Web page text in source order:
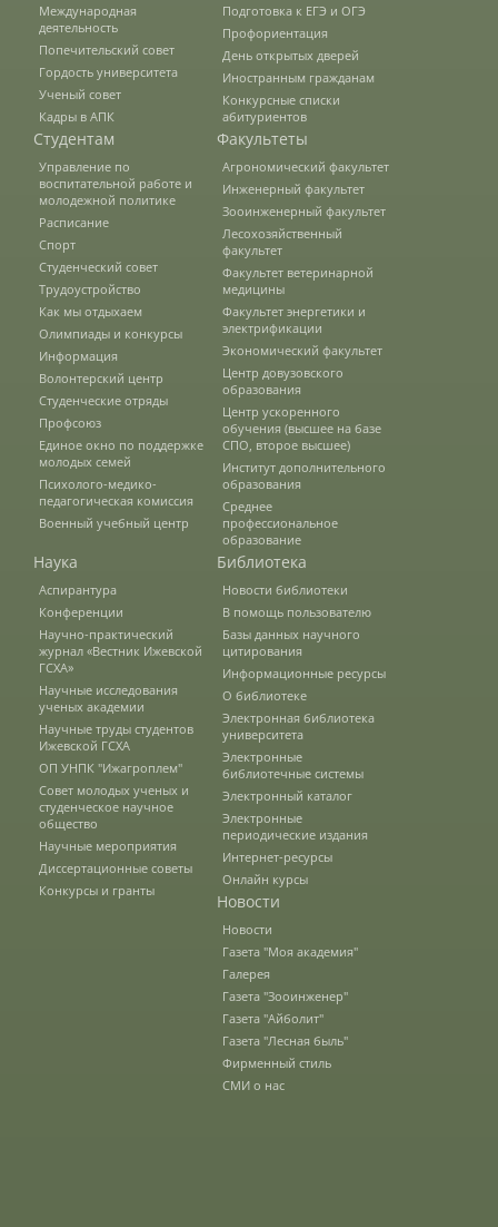
Безопасность
Противодействие коррупции
Противодействие терроризму
Предотвращение кризисных ситуаций
Ответственность за разжигание
межнациональной розни
Конкурсы и вакансии
Контакты
Обратная связь
Банковские реквизиты
Наши услуги
Международная деятельность
Организации-партнеры
Договоры о сотрудничестве
Зарубежные стажировки
Международная
деятельность
Попечительский совет
Гордость университета
Ученый совет
Кадры в АПК
Подготовка к ЕГЭ и ОГЭ
Профориентация
День открытых дверей
Иностранным гражданам
Конкурсные списки
абитуриентов
Студентам
Управление по
воспитательной работе и
молодежной политике
Расписание
Спорт
Студенческий совет
Трудоустройство
Как мы отдыхаем
Олимпиады и конкурсы
Информация
Волонтерский центр
Студенческие отряды
Профсоюз
Единое окно по поддержке
молодых семей
Психолого-медико-
педагогическая комиссия
Военный учебный центр
Факультеты
Агрономический факультет
Инженерный факультет
Зооинженерный факультет
Лесохозяйственный
факультет
Факультет ветеринарной
медицины
Факультет энергетики и
электрификации
Экономический факультет
Центр довузовского
образования
Центр ускоренного
обучения (высшее на базе
СПО, второе высшее)
Институт дополнительного
образования
Среднее
профессиональное
образование
Наука
Аспирантура
Конференции
Научно-практический
журнал «Вестник Ижевской
ГСХА»
Научные исследования
ученых академии
Научные труды студентов
Ижевской ГСХА
ОП УНПК "Ижагроплем"
Совет молодых ученых и
студенческое научное
общество
Научные мероприятия
Диссертационные советы
Конкурсы и гранты
Библиотека
Новости библиотеки
В помощь пользователю
Базы данных научного
цитирования
Информационные ресурсы
О библиотеке
Электронная библиотека
университета
Электронные
библиотечные системы
Электронный каталог
Электронные
периодические издания
Интернет-ресурсы
Онлайн курсы
Новости
Новости
Газета "Моя академия"
Галерея
Газета "Зооинженер"
Газета "Айболит"
Газета "Лесная быль"
Фирменный стиль
СМИ о нас